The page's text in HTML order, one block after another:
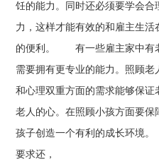
饪的能力。同时还必须要学会
力，这样才能有效的和雇主生
的便利。 有一些雇主家中有
需要拥有更专业的能力。照顾
和心理双重方面的需求能够保
老人的心。在照顾小孩方面要
孩子创造一个有利的成长环境
要求还，